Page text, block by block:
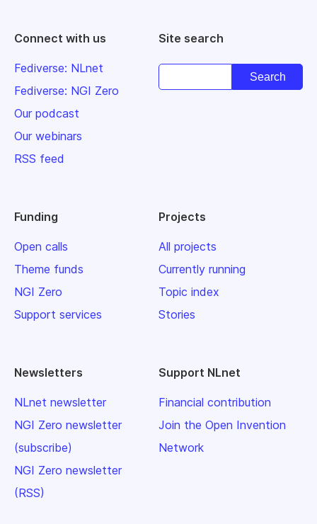
Connect with us
Fediverse: NLnet
Fediverse: NGI Zero
Our podcast
Our webinars
RSS feed
Site search
Funding
Open calls
Theme funds
NGI Zero
Support services
Projects
All projects
Currently running
Topic index
Stories
Newsletters
NLnet newsletter
NGI Zero newsletter
(subscribe)
NGI Zero newsletter
(RSS)
Support NLnet
Financial contribution
Join the Open Invention
Network